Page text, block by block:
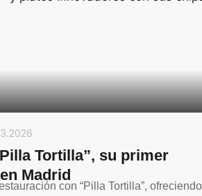
Tortilla”, su primer
Madrid
con “Pilla Tortilla”, ofreciendo